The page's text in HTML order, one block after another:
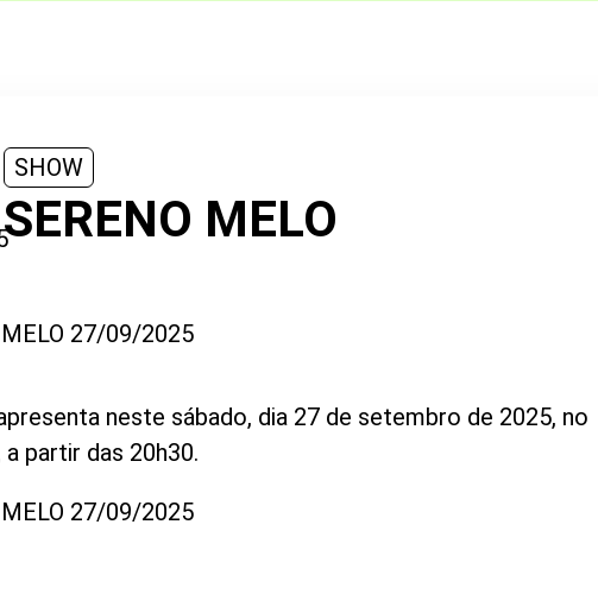
SHOW
SERENO MELO
neste sábado, dia 27 de setembro de 2025, no
a partir das 20h30.